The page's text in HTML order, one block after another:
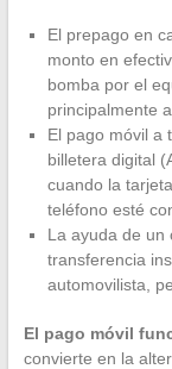
El prepago en
monto en
bomba por el
principalmente
El pago móvil a
billetera digital
cuando la
teléfono esté
La ayuda de un
transferencia
automovilista,
El pago móvil
convierte en la